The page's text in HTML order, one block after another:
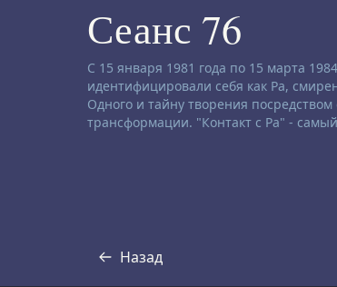
Сеанс 76
Заявление об отказе от
С 15 января 1981 года по 15 марта
идентифицировали себя как Ра,
Одного и тайну творения
трансформации. "Контакт с Ра" -
Назад
Стенограмма